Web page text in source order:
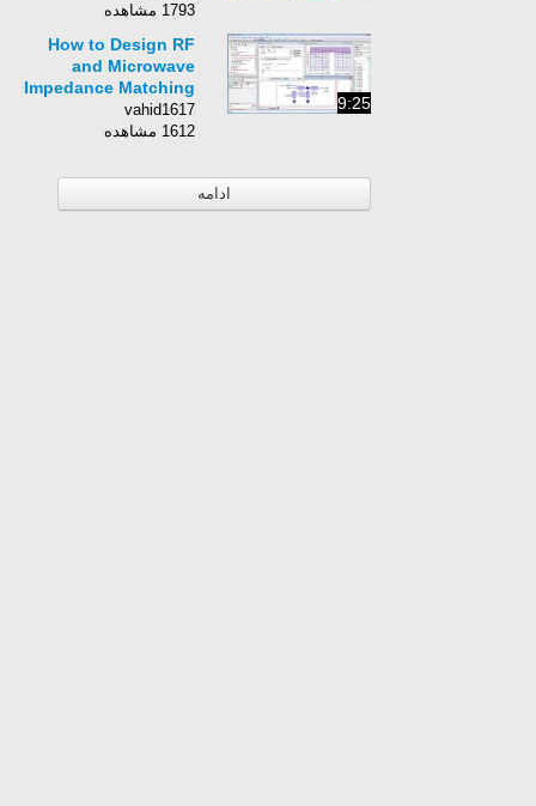
1793 مشاهده
9:25
How to Design RF
and Microwave
Impedance Matching
Networks
vahid1617
1612 مشاهده
ادامه